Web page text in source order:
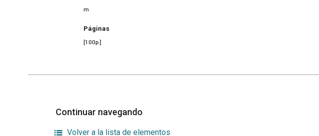
m
Páginas
[100p.]
Continuar navegando
Volver a la lista de elementos